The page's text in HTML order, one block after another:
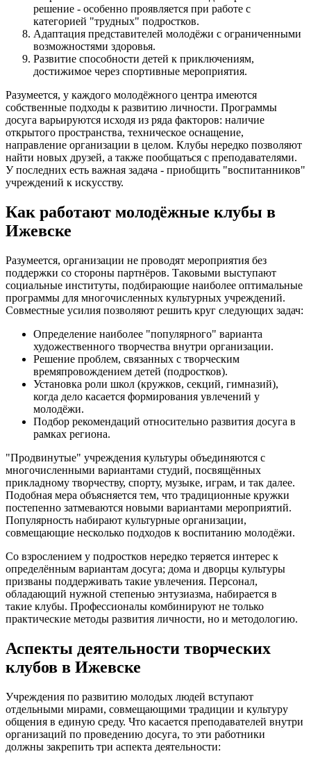
решение - особенно проявляется при работе с
категорией "трудных" подростков.
Адаптация представителей молодёжи с ограниченными
возможностями здоровья.
Развитие способности детей к приключениям,
достижимое через спортивные мероприятия.
Разумеется, у каждого молодёжного центра имеются
собственные подходы к развитию личности. Программы
досуга варьируются исходя из ряда факторов: наличие
открытого пространства, техническое оснащение,
направление организации в целом. Клубы нередко позволяют
найти новых друзей, а также пообщаться с преподавателями.
У последних есть важная задача - приобщить "воспитанников"
учреждений к искусству.
Как работают молодёжные клубы в
Ижевске
Разумеется, организации не проводят мероприятия без
поддержки со стороны партнёров. Таковыми выступают
социальные институты, подбирающие наиболее оптимальные
программы для многочисленных культурных учреждений.
Совместные усилия позволяют решить круг следующих задач:
Определение наиболее "популярного" варианта
художественного творчества внутри организации.
Решение проблем, связанных с творческим
времяпровождением детей (подростков).
Установка роли школ (кружков, секций, гимназий),
когда дело касается формирования увлечений у
молодёжи.
Подбор рекомендаций относительно развития досуга в
рамках региона.
"Продвинутые" учреждения культуры объединяются с
многочисленными вариантами студий, посвящённых
прикладному творчеству, спорту, музыке, играм, и так далее.
Подобная мера объясняется тем, что традиционные кружки
постепенно затмеваются новыми вариантами мероприятий.
Популярность набирают культурные организации,
совмещающие несколько подходов к воспитанию молодёжи.
Со взрослением у подростков нередко теряется интерес к
определённым вариантам досуга; дома и дворцы культуры
призваны поддерживать такие увлечения. Персонал,
обладающий нужной степенью энтузиазма, набирается в
такие клубы. Профессионалы комбинируют не только
практические методы развития личности, но и методологию.
Аспекты деятельности творческих
клубов в Ижевске
Учреждения по развитию молодых людей вступают
отдельными мирами, совмещающими традиции и культуру
общения в единую среду. Что касается преподавателей внутри
организаций по проведению досуга, то эти работники
должны закрепить три аспекта деятельности: